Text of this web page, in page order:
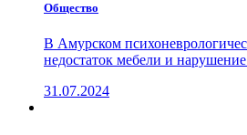
Общество
В Амурском
недостаток мебели и
31.07.2024